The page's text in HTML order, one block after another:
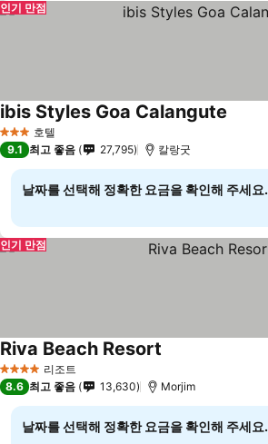
인기 만점
3 성급 호텔
ibis Styles Goa Calangute
9.1 최고 좋음 27,795 칼랑굿
날짜를 선택해 정확한 요금을 확인해 주세요.
인기 만점
4 성급 리조트
Riva Beach Resort
8.6 최고 좋음 13,630 Morjim
날짜를 선택해 정확한 요금을 확인해 주세요.